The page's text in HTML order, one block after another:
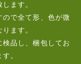
ます。
ので全て形、色が微
ます。
検品し、梱包してお
す。